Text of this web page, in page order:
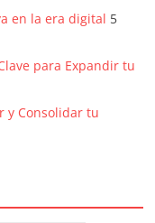
en la era digital 5
para Expandir tu
y Consolidar tu